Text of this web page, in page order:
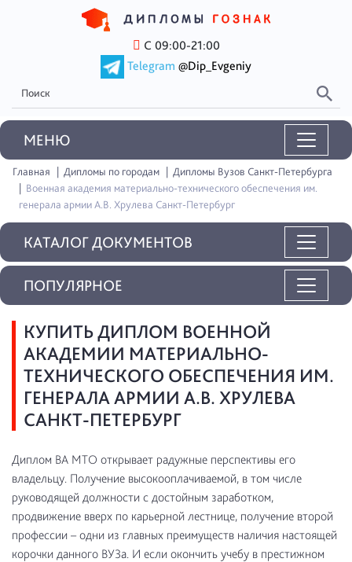
С 09:00-21:00
Telegram @Dip_Evgeniy
MEНЮ
Главная Дипломы по городам
Дипломы Вузов Санкт-Петербурга
Военная академия материально-технического обеспечения им.
генерала армии А.В. Хрулева Санкт-Петербург
КАТАЛОГ ДОКУМЕНТОВ
КУПИТЬ ДИПЛОМ ВОЕННОЙ
АКАДЕМИИ МАТЕРИАЛЬНО-
ТЕХНИЧЕСКОГО ОБЕСПЕЧЕНИЯ ИМ.
ГЕНЕРАЛА АРМИИ А.В. ХРУЛЕВА
САНКТ-ПЕТЕРБУРГ
Диплом ВА МТО открывает радужные перспективы его
владельцу. Получение высокооплачиваемой, в том числе
руководящей должности с достойным заработком,
продвижение вверх по карьерной лестнице, получение второй
профессии – одни из главных преимуществ наличия настоящей
корочки данного ВУЗа. И если окончить учебу в престижном
ПОПУЛЯРНОЕ